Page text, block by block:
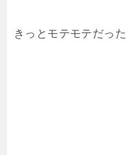
きっとモテモテだっ